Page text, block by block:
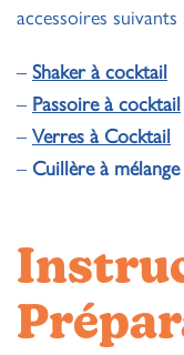
accessoires suivants
– Shaker à cocktail
– Passoire à cocktail
– Verres à Cocktail
– Cuillère à mélange